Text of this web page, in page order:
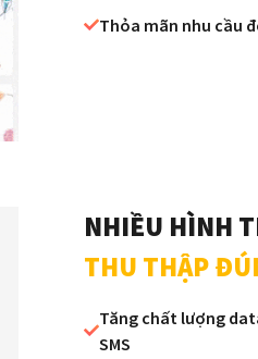
Thỏa mãn nhu cầu
NHIỀU HÌNH
THU THẬP
Tăng chất lượng
SMS